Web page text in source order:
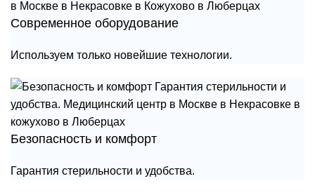
Современное оборудование
Используем только новейшие технологии.
Безопасность и комфорт
Гарантия стерильности и удобства.